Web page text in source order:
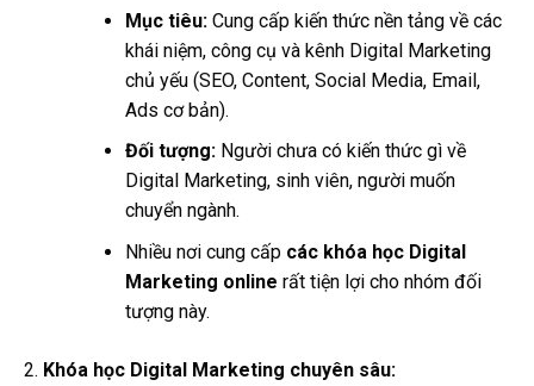
Mục tiêu:Cung cấp kiến thức nền tảng về các
khái niệm, công cụ và kênh Digital Marketing
chủ yếu (SEO, Content, Social Media, Email,
Ads cơ bản).
Đối tượng:Người chưa có kiến thức gì về
Digital Marketing, sinh viên, người muốn
chuyển ngành.
Nhiều nơi cung cấp các khóa học Digital
Marketing online rất tiện lợi cho nhóm đối
tượng này.
Khóa học Digital Marketing chuyên sâu: